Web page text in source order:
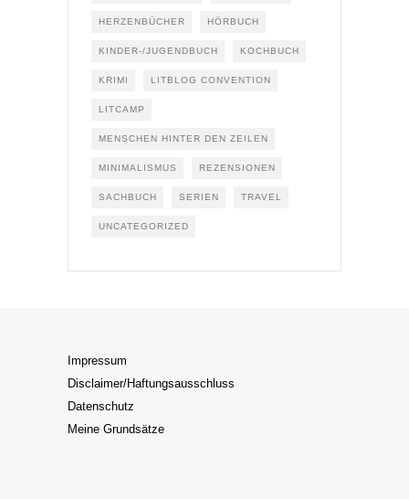
HERZENBÜCHER HÖRBUCH
KINDER-/JUGENDBUCH KOCHBUCH
KRIMI LITBLOG CONVENTION
LITCAMP
MENSCHEN HINTER DEN ZEILEN
MINIMALISMUS REZENSIONEN
SACHBUCH SERIEN TRAVEL
UNCATEGORIZED
Impressum
Disclaimer/Haftungsausschluss
Datenschutz
Meine Grundsätze